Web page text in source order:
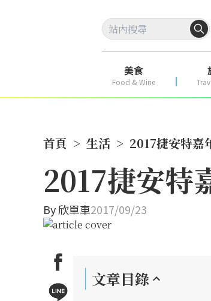
美食
Food & Wine
首頁 > 生活 > 2017捷安特嘉
2017捷安特
By欣單車2017/09/23
文章目錄